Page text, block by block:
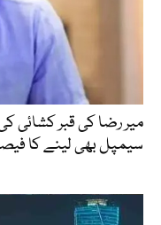
میر رضا کی قبر کشائی
سیمپل بھی لینے کا